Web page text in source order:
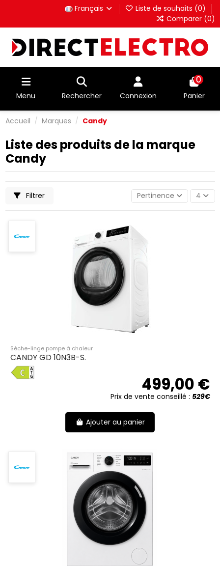
Français Liste de souhaits (0)
Comparer (0)
Menu Rechercher Connexion
0
Panier
Accueil Marques Candy
Liste des produits de la marque
Candy
Filtrer Pertinence 4
Sèche-linge pompe à chaleur
CANDY GD 10N3B-S.
C
499,00 €
Prix de vente conseillé : 529€
Ajouter au panier